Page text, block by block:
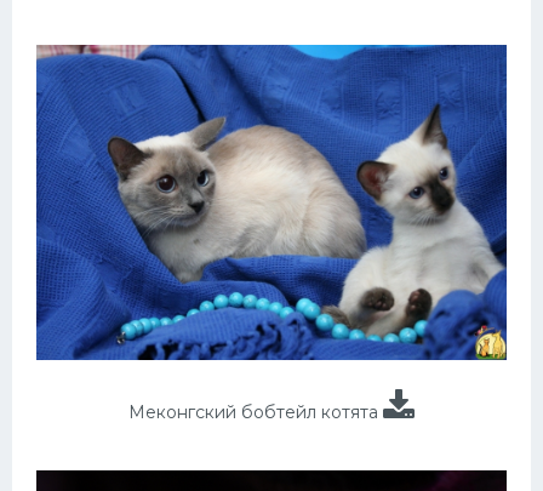
Меконгский бобтейл котята